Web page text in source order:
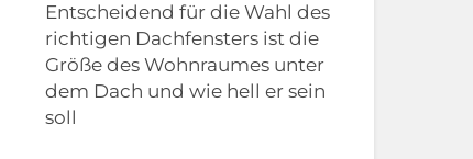
Entscheidend für die Wahl des
richtigen Dachfensters ist die
Größe des Wohnraumes unter
dem Dach und wie hell er sein
soll